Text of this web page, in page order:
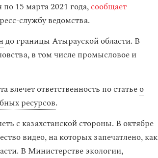
15 марта 2021 года,сообщает
службу ведомства.
до границы Атырауской области. В
в том числе промысловое и
ответственность по статьео
ресурсов.
с казахстанской стороны. В октябре
видео, на которых запечатлено, как
В Министерстве экологии,